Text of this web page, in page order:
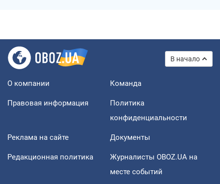
В начало
О компании Команда
Правовая информация
Политика
конфиденциальности
Реклама на сайте Документы
Редакционная политика
Журналисты OBOZ.UA на
месте событий